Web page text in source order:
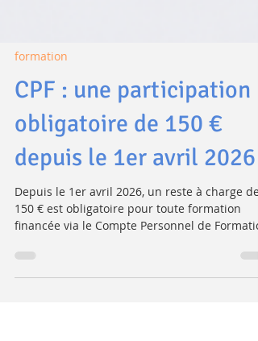
formation
CPF : une participation
obligatoire de 150 €
depuis le 1er avril 2026
Depuis le 1er avril 2026, un reste à charge de
financée via le Compte Personnel de
(CPF). Mis en place en mai 2024 (100 € à